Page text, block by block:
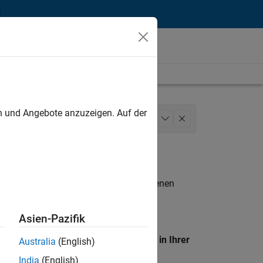
Services Finance and Operations
. Wenn Sie noch immer keine offenen
unseres
Standort, um alle Stellenangebote in Ihrer
Angebote anzuzeigen. Auf der
Asien-Pazifik
Australia (English)
India (English)